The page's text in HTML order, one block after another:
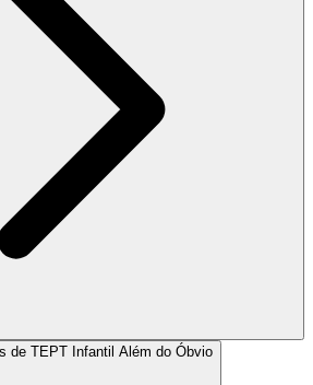
de TEPT Infantil Além do Óbvio